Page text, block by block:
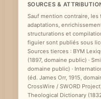
b
l
i
q
u
e
SOURCES &
Sauf mention contraire, les
adaptations,
structurations et
figuier sont publiés sous
Sources tierces : BYM
(1897, domaine public) ·
domaine public) ·
(éd. James Orr, 1915,
CrossWire / SWORD
Theological Dictionary